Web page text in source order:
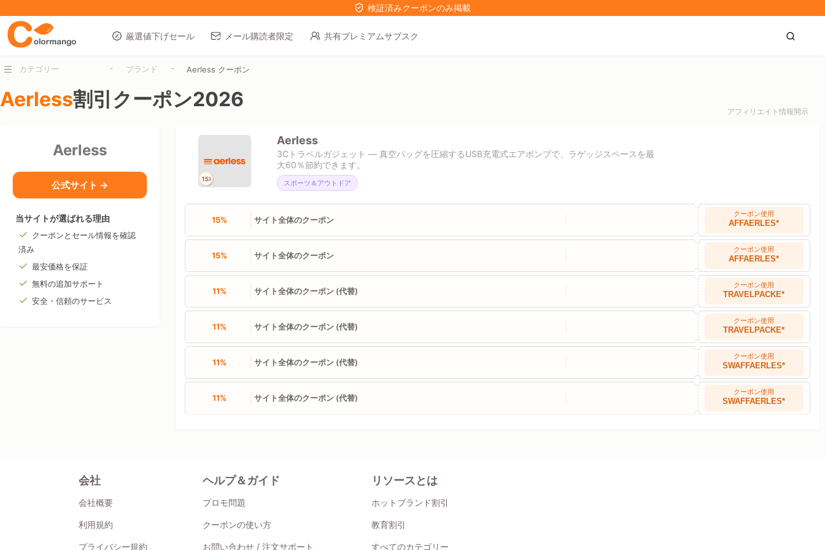
検証済みクーポンのみ掲載
厳選値下げセール メール購読者限定 共有プレミアムサブスク
カテゴリー - ブランド - Aerless クーポン
Aerless割引クーポン2026
アフィリエイト情報開示
Aerless
公式サイト →
当サイトが選ばれる理由
クーポンとセール情報を確認
済み
最安価格を保証
無料の追加サポート
安全・信頼のサービス
Aerless
3Cトラベルガジェット — 真空バッグを圧縮するUSB充電式エアポンプで、ラゲッジスペースを最
大60％節約できます。
スポーツ＆アウトドア
15% サイト全体のクーポン
クーポン使用
AFFAERLES*
15% サイト全体のクーポン
クーポン使用
AFFAERLES*
11% サイト全体のクーポン (代替)
クーポン使用
TRAVELPACKE*
11% サイト全体のクーポン (代替)
クーポン使用
TRAVELPACKE*
11% サイト全体のクーポン (代替)
クーポン使用
SWAFFAERLES*
11% サイト全体のクーポン (代替)
クーポン使用
SWAFFAERLES*
会社
会社概要
利用規約
プライバシー規約
ヘルプ＆ガイド
プロモ問題
クーポンの使い方
お問い合わせ / 注文サポート
リソースとは
ホットブランド割引
教育割引
すべてのカテゴリー